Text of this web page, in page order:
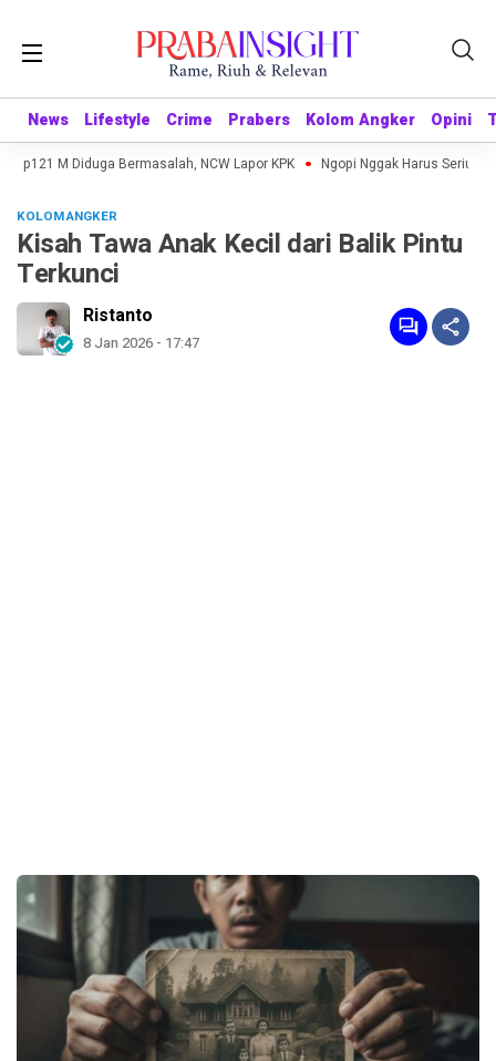
News Lifestyle Crime Prabers Kolom Angker Opini
News Lifestyle Crime Prabers Kolom Angker Opini
M Diduga Bermasalah, NCW Lapor KPK Ngopi Nggak Harus Serius:
KOLOM ANGKER
Kisah Tawa Anak Kecil dari Balik Pintu
Terkunci
Ristanto
8 Jan 2026 - 17:47